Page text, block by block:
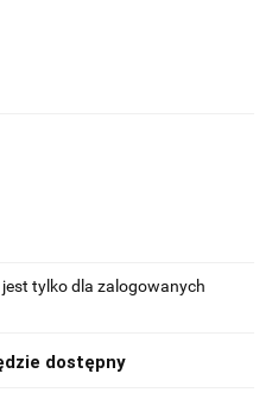
tylko dla zalogowanych
dostępny